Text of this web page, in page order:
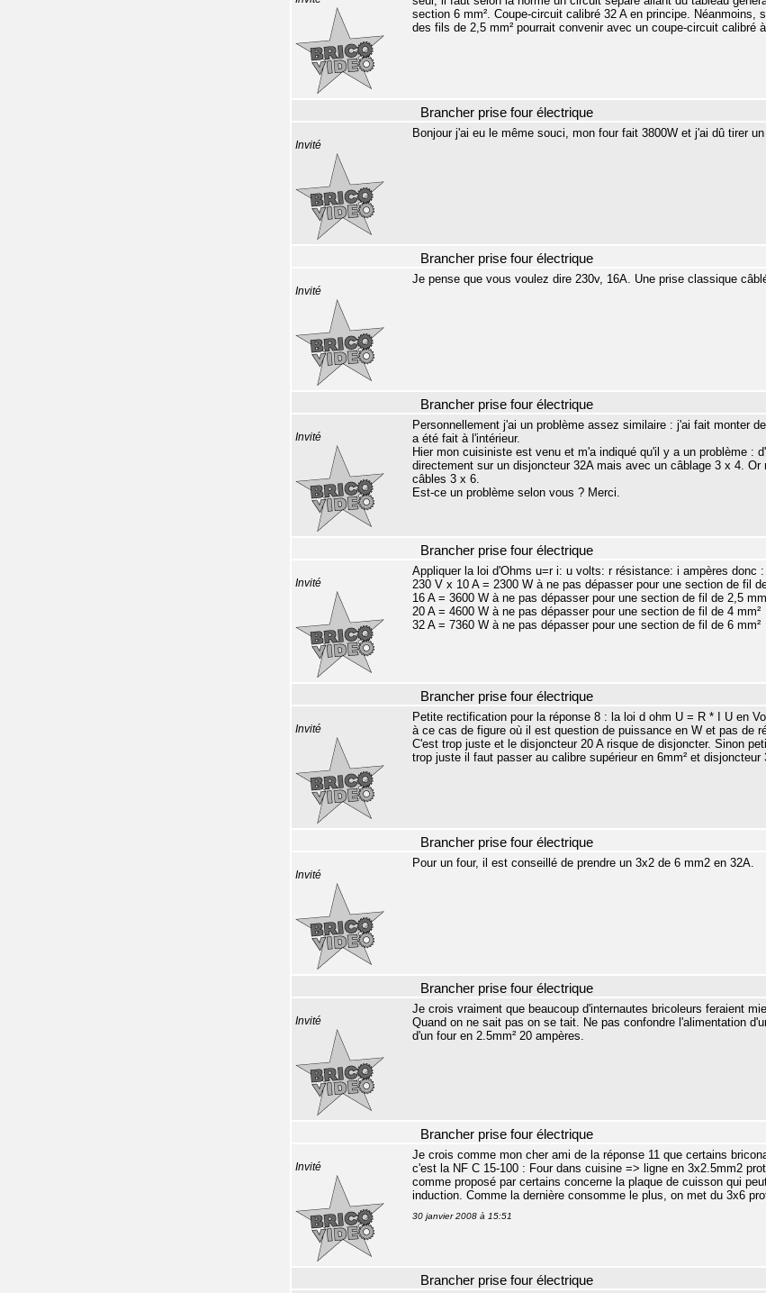
section 6 mm². Coupe-circuit calibré 32 A en principe.
des fils de 2,5 mm² pourrait convenir avec un coupe-circuit calibré
Brancher prise four électrique
Invité
Bonjour j'ai eu le même souci, mon four fait 3800W et j'ai dû tirer
Brancher prise four électrique
Invité
Je pense que vous voulez dire 230v, 16A. Une prise classique
Brancher prise four électrique
Invité
Personnellement j'ai un problème assez similaire : j'ai fait monter
a été fait à l'intérieur.
Hier mon cuisiniste est venu et m'a indiqué qu'il y a un problème :
directement sur un disjoncteur 32A mais avec un câblage 3 x 4.
câbles 3 x 6.
Est-ce un problème selon vous ? Merci.
Brancher prise four électrique
Invité
Appliquer la loi d'Ohms u=r i: u volts: r résistance: i ampères donc :
230 V x 10 A = 2300 W à ne pas dépasser pour une section de fil
16 A = 3600 W à ne pas dépasser pour une section de fil de 2,5
20 A = 4600 W à ne pas dépasser pour une section de fil de 4 mm²
32 A = 7360 W à ne pas dépasser pour une section de fil de 6 mm²
Brancher prise four électrique
Invité
Petite rectification pour la réponse 8 : la loi d ohm U = R * I U en
à ce cas de figure où il est question de puissance en W et pas de
C'est trop juste et le disjoncteur 20 A risque de disjoncter. Sinon
trop juste il faut passer au calibre supérieur en 6mm² et
Brancher prise four électrique
Invité
Pour un four, il est conseillé de prendre un 3x2 de 6 mm2 en 32A.
Brancher prise four électrique
Invité
Je crois vraiment que beaucoup d'internautes bricoleurs feraient
Quand on ne sait pas on se tait. Ne pas confondre l'alimentation
d'un four en 2.5mm² 20 ampères.
Brancher prise four électrique
Invité
Je crois comme mon cher ami de la réponse 11 que certains
c'est la NF C 15-100 : Four dans cuisine => ligne en 3x2.5mm2
comme proposé par certains concerne la plaque de cuisson qui
induction. Comme la dernière consomme le plus, on met du 3x6
30 janvier 2008 à 15:51
Brancher prise four électrique